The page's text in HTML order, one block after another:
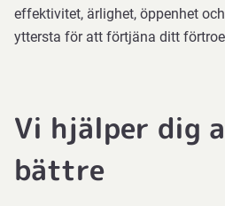
effektivitet, ärlighet, öppenhet
yttersta för att förtjäna ditt
Vi hjälper dig
bättre